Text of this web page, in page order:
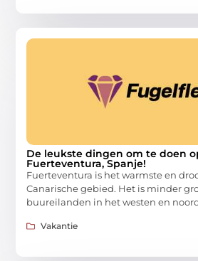
De leukste dingen om te doen
Fuerteventura, Spanje!
Fuerteventura is het warmste en
Canarische gebied. Het is minder
buureilanden in het westen en
Vakantie